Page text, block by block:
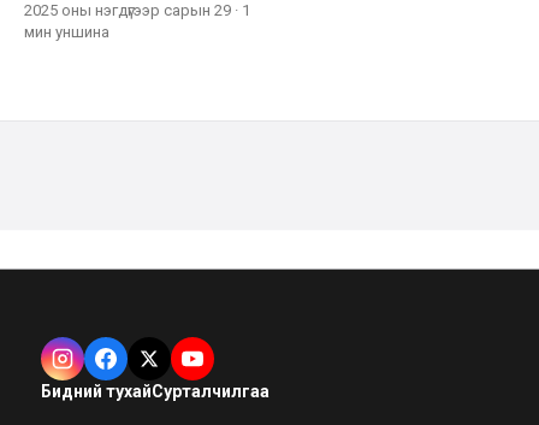
2025 оны нэгдүгээр сарын 29 · 1
мин уншина
Бидний тухайСурталчилгаа